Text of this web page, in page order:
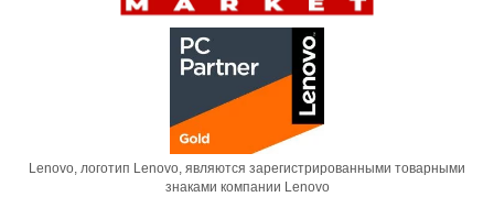
Lenovo, логотип Lenovo, являются зарегистрированными товарными
знаками компании Lenovo